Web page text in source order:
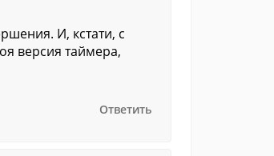
И, кстати, с
версия таймера,
Ответить